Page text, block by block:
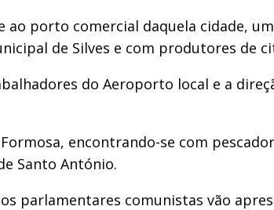
porto comercial daquela cidade,
de Silves e com produtores de
do Aeroporto local e a
encontrando-se com
Santo António.
parlamentares comunistas vão